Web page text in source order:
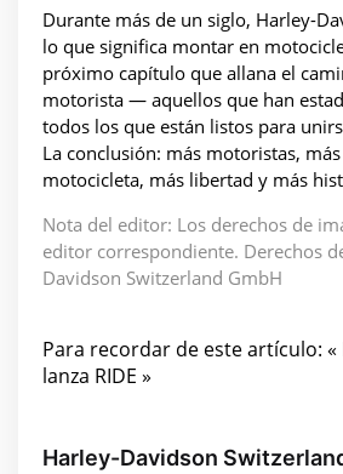
Durante más de un siglo, Harley-
lo que significa montar en
próximo capítulo que allana el
motorista — aquellos que han
todos los que están listos para
La conclusión: más motoristas,
motocicleta, más libertad y más
Nota del editor: Los derechos de
editor correspondiente. Derechos
Davidson Switzerland GmbH
Para recordar de este artículo:
lanza RIDE »
Harley-Davidson